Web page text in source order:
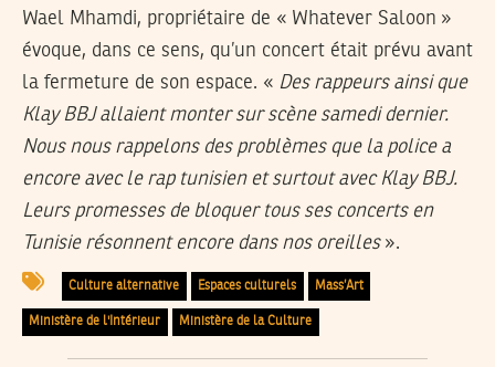
Wael Mhamdi, propriétaire de « Whatever Saloon »
évoque, dans ce sens, qu’un concert était prévu avant
la fermeture de son espace. « Des rappeurs ainsi que
Klay BBJ allaient monter sur scène samedi dernier.
Nous nous rappelons des problèmes que la police a
encore avec le rap tunisien et surtout avec Klay BBJ.
Leurs promesses de bloquer tous ses concerts en
Tunisie résonnent encore dans nos oreilles».
Culture alternative Espaces culturels Mass’Art
Ministère de l'Intérieur Ministère de la Culture